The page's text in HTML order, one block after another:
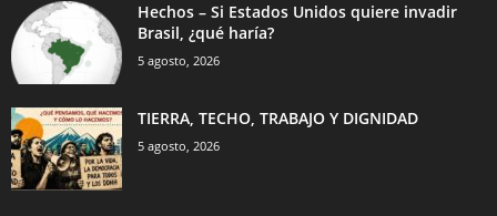
Hechos – Si Estados Unidos quiere invadir
Brasil, ¿qué haría?
5 agosto, 2026
TIERRA, TECHO, TRABAJO Y DIGNIDAD
5 agosto, 2026